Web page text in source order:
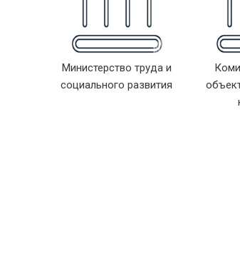
Министерство труда и
социального развития